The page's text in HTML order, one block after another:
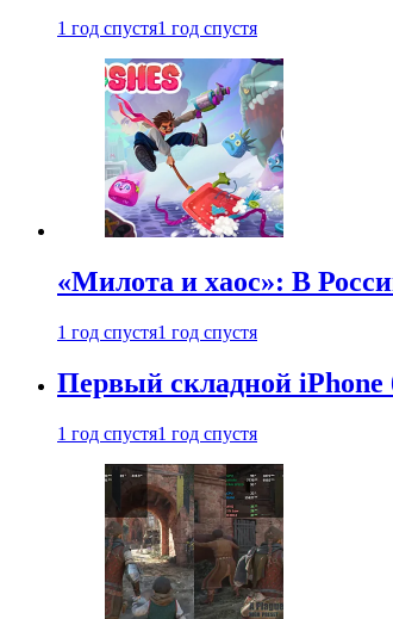
1 год спустя1 год спустя
«Милота и хаос»: В
1 год спустя1 год спустя
Первый складной iPhone
1 год спустя1 год спустя